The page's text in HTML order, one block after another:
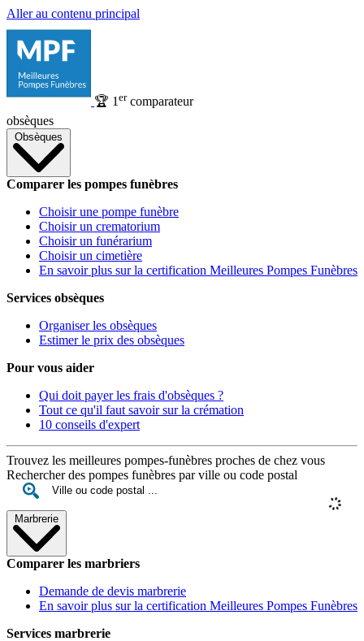
Aller au contenu principal
🏆 1 ercomparateur
obsèques
Obsèques
Comparer les pompes funèbres
Choisir une pompe funèbre
Choisir un crematorium
Choisir un funérarium
Choisir un cimetière
En savoir plus sur la certification Meilleures Pompes Funèbres
Services obsèques
Organiser les obsèques
Estimer le prix des obsèques
Pour vous aider
Qui doit payer les frais d'obsèques ?
Tout ce qu'il faut savoir sur la crémation
10 conseils d'expert
Trouvez les meilleures pompes-funèbres proches de chez vous
Rechercher des pompes funèbres par ville ou code postal
Marbrerie
Comparer les marbriers
Demande de devis marbrerie
En savoir plus sur la certification Meilleures Pompes Funèbres
Services marbrerie